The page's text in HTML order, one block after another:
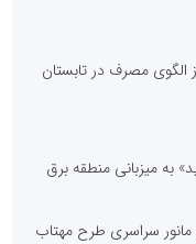
الگوی مصرف در تابستان
به میزبانی منطقه برق
مانور سراسری طرح مهتاب